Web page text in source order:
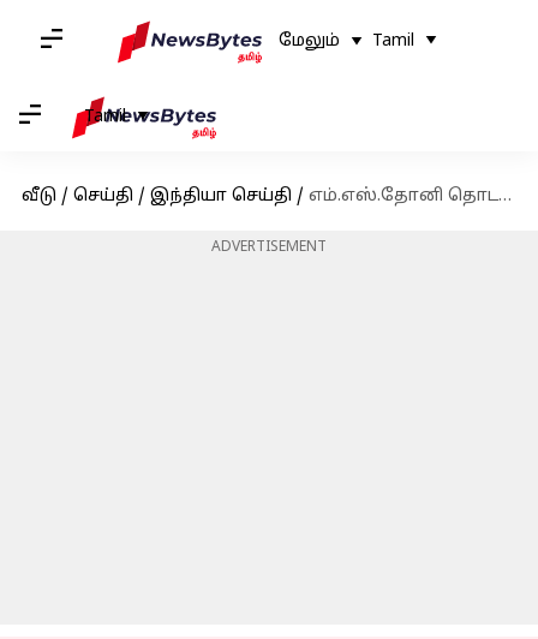
மேலும் Tamil
Tamil
வீடு / செய்தி / இந்தியா செய்தி / எம்.எஸ்.தோனி தொடர்ந்த அவதூறு வழக்கு - ஐபிஎஸ் அதிகாரிக்கு சிறை தண்டனை
ADVERTISEMENT